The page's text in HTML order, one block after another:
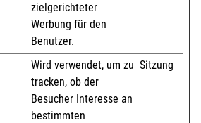
zielgerichteter
Werbung für den
Benutzer.
Wird verwendet, um zu
tracken, ob der
Besucher Interesse an
bestimmten
Sitzung